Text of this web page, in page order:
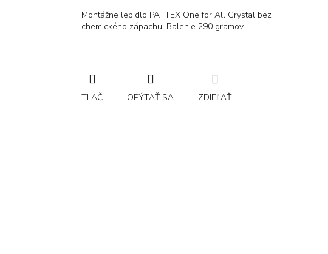
Montážne lepidlo PATTEX One for All Crystal bez
chemického zápachu. Balenie 290 gramov.
TLAČ OPÝTAŤ SA ZDIEĽAŤ